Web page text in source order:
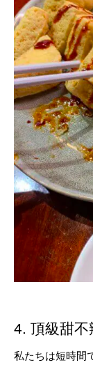
4. 頂級甜不
私たちは短時間